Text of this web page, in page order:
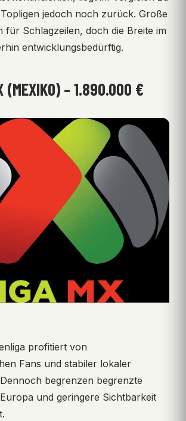
jedoch noch zurück. Große
für Schlagzeilen, doch die Breite im
entwicklungsbedürftig.
(MEXIKO) – 1.890.000 €
profitiert von
Fans und stabiler lokaler
begrenzen begrenzte
und geringere Sichtbarkeit